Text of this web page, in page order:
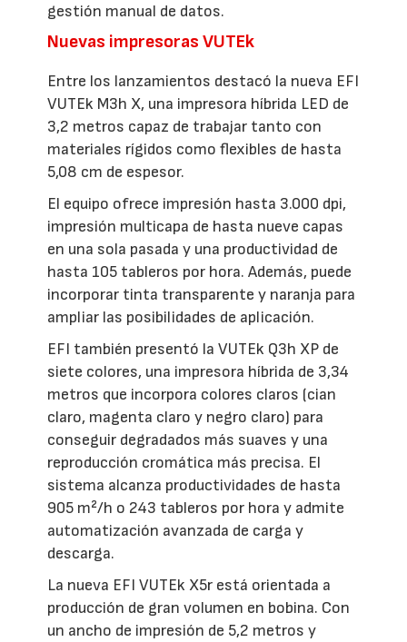
gestión manual de datos.
Nuevas impresoras VUTEk
Entre los lanzamientos destacó la nueva EFI
VUTEk M3h X, una impresora híbrida LED de
3,2 metros capaz de trabajar tanto con
materiales rígidos como flexibles de hasta
5,08 cm de espesor.
El equipo ofrece impresión hasta 3.000 dpi,
impresión multicapa de hasta nueve capas
en una sola pasada y una productividad de
hasta 105 tableros por hora. Además, puede
incorporar tinta transparente y naranja para
ampliar las posibilidades de aplicación.
EFI también presentó la VUTEk Q3h XP de
siete colores, una impresora híbrida de 3,34
metros que incorpora colores claros (cian
claro, magenta claro y negro claro) para
conseguir degradados más suaves y una
reproducción cromática más precisa. El
sistema alcanza productividades de hasta
905 m²/h o 243 tableros por hora y admite
automatización avanzada de carga y
descarga.
La nueva EFI VUTEk X5r está orientada a
producción de gran volumen en bobina. Con
un ancho de impresión de 5,2 metros y